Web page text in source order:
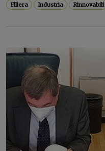
Filiera Industria Rinnovabili